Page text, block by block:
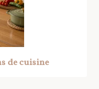
de cuisine